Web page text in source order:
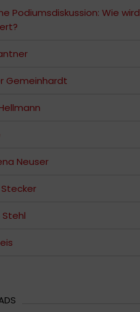
Podiumsdiskussion: Wie wird
Gemeinhardt
Neuser
Stehl